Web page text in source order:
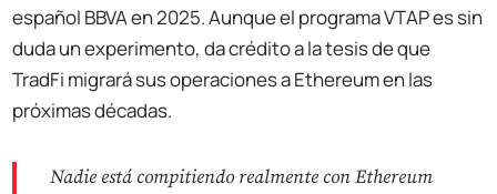
español BBVA en 2025. Aunque el programa VTAP es sin
duda un experimento, da crédito a la tesis de que
TradFi migrará sus operaciones a Ethereum en las
próximas décadas.
Nadie está compitiendo realmente con Ethereum